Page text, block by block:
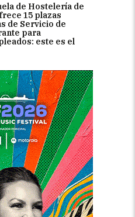
de Hostelería de
15 plazas
de Servicio de
para
este es el